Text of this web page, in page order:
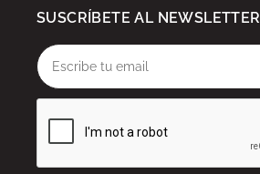
SUSCRÍBETE AL NEWSLETTER